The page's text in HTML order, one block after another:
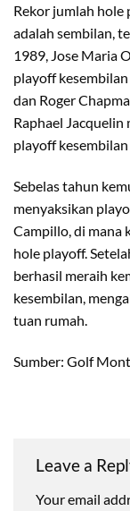
Rekor jumlah
adalah sembilan,
1989, Jose Maria
playoff
dan Roger
Raphael
playoff
Sebelas tahun
menyaksikan
Campillo, di mana
hole playoff.
berhasil meraih
kesembilan,
tuan rumah.
Sumber: Golf
Leave a
Your email